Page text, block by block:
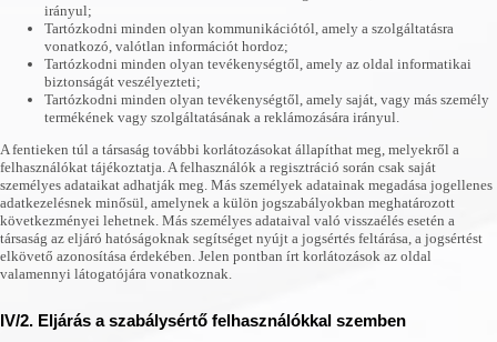
irányul;
Tartózkodni minden olyan kommunikációtól, amely a szolgáltatásra
vonatkozó, valótlan információt hordoz;
Tartózkodni minden olyan tevékenységtől, amely az oldal informatikai
biztonságát veszélyezteti;
Tartózkodni minden olyan tevékenységtől, amely saját, vagy más személy
termékének vagy szolgáltatásának a reklámozására irányul.
A fentieken túl a társaság további korlátozásokat állapíthat meg, melyekről a
felhasználókat tájékoztatja. A felhasználók a regisztráció során csak saját
személyes adataikat adhatják meg. Más személyek adatainak megadása jogellenes
adatkezelésnek minősül, amelynek a külön jogszabályokban meghatározott
következményei lehetnek. Más személyes adataival való visszaélés esetén a
társaság az eljáró hatóságoknak segítséget nyújt a jogsértés feltárása, a jogsértést
elkövető azonosítása érdekében. Jelen pontban írt korlátozások az oldal
valamennyi látogatójára vonatkoznak.
IV/2. Eljárás a szabálysértő felhasználókkal szemben